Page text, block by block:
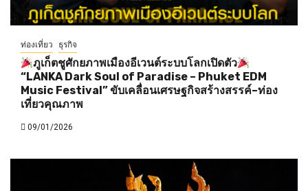
ท่องเที่ยว ธุรกิจ
ภูเก็ตชูศักยภาพเมืองอีเวนต์ระบบโลกเปิดตัว
“LANKA Dark Soul of Paradise – Phuket EDM
Music Festival” ขับเคลื่อนเศรษฐกิจสร้างสรรค์–ท่อง
เที่ยวคุณภาพ
09/01/2026